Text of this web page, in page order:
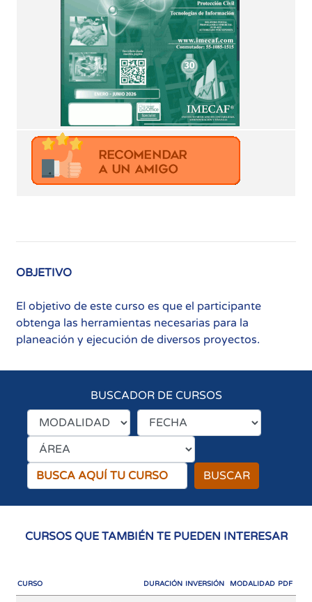
OBJETIVO
El objetivo de este curso es que el participante
obtenga las herramientas necesarias para la
planeación y ejecución de diversos proyectos.
BUSCADOR DE CURSOS
BUSCAR
CURSOS QUE TAMBIÉN TE PUEDEN INTERESAR
CURSO DURACIÓN INVERSIÓN MODALIDAD PDF